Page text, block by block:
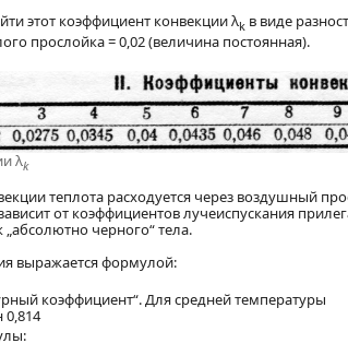
этот коэффициент конвекции λk в виде
прослойка = 0,02 (величина постоянная).
λk
теплота расходуется через воздушный
от коэффициентов лучеиспускания
черного“ тела.
выражается формулой:
коэффициент“. Для средней температуры
0,814